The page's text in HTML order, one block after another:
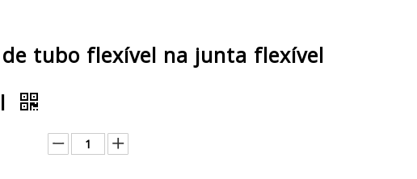
tubo flexível na junta flexível